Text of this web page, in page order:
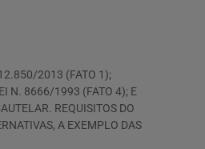
2013 (FATO 1);
N. 8666/1993 (FATO 4); E
REQUISITOS DO
A EXEMPLO DAS